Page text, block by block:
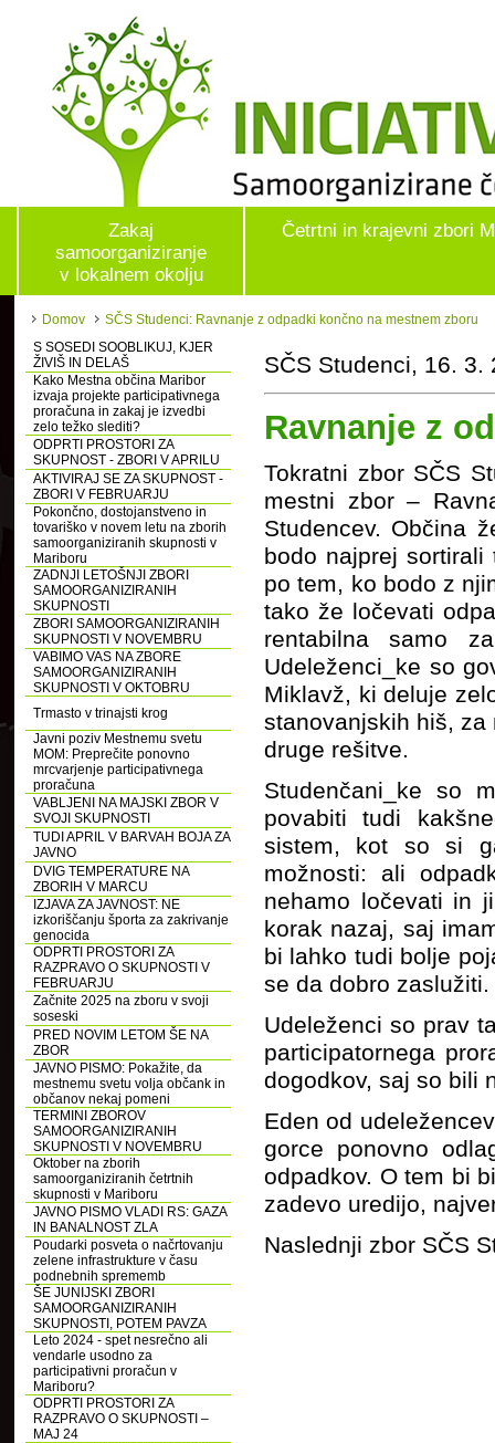
Zakaj
samoorganiziranje
v lokalnem okolju
Četrtni in krajevni zbori
Domov
SČS Studenci: Ravnanje z odpadki končno na mestnem zboru
S SOSEDI SOOBLIKUJ, KJER
ŽIVIŠ IN DELAŠ
Kako Mestna občina Maribor
izvaja projekte participativnega
proračuna in zakaj je izvedbi
zelo težko slediti?
ODPRTI PROSTORI ZA
SKUPNOST - ZBORI V APRILU
AKTIVIRAJ SE ZA SKUPNOST -
ZBORI V FEBRUARJU
Pokončno, dostojanstveno in
tovariško v novem letu na zborih
samoorganiziranih skupnosti v
Mariboru
ZADNJI LETOŠNJI ZBORI
SAMOORGANIZIRANIH
SKUPNOSTI
ZBORI SAMOORGANIZIRANIH
SKUPNOSTI V NOVEMBRU
VABIMO VAS NA ZBORE
SAMOORGANIZIRANIH
SKUPNOSTI V OKTOBRU
Trmasto v trinajsti krog
Javni poziv Mestnemu svetu
MOM: Preprečite ponovno
mrcvarjenje participativnega
proračuna
VABLJENI NA MAJSKI ZBOR V
SVOJI SKUPNOSTI
TUDI APRIL V BARVAH BOJA ZA
JAVNO
DVIG TEMPERATURE NA
ZBORIH V MARCU
IZJAVA ZA JAVNOST: NE
izkoriščanju športa za zakrivanje
genocida
ODPRTI PROSTORI ZA
RAZPRAVO O SKUPNOSTI V
FEBRUARJU
Začnite 2025 na zboru v svoji
soseski
PRED NOVIM LETOM ŠE NA
ZBOR
JAVNO PISMO: Pokažite, da
mestnemu svetu volja občank in
občanov nekaj pomeni
TERMINI ZBOROV
SAMOORGANIZIRANIH
SKUPNOSTI V NOVEMBRU
Oktober na zborih
samoorganiziranih četrtnih
skupnosti v Mariboru
JAVNO PISMO VLADI RS: GAZA
IN BANALNOST ZLA
Poudarki posveta o načrtovanju
zelene infrastrukture v času
podnebnih sprememb
ŠE JUNIJSKI ZBORI
SAMOORGANIZIRANIH
SKUPNOSTI, POTEM PAVZA
Leto 2024 - spet nesrečno ali
vendarle usodno za
participativni proračun v
Mariboru?
ODPRTI PROSTORI ZA
RAZPRAVO O SKUPNOSTI –
MAJ 24
SČS Studenci, 16. 3.
Ravnanje z
Tokratni zbor SČS
mestni zbor –
Studencev. Občina
bodo najprej
po tem, ko bodo z
tako že ločevati
rentabilna samo
Udeleženci_ke so
Miklavž, ki deluje
stanovanjskih hiš,
druge rešitve.
Studenčani_ke so
povabiti tudi
sistem, kot so si
možnosti: ali
nehamo ločevati in
korak nazaj, saj
bi lahko tudi bolje
se da dobro zaslužiti.
Udeleženci so prav
participatornega
dogodkov, saj so bili
Eden od
gorce ponovno
odpadkov. O tem bi
zadevo uredijo,
Naslednji zbor SČS